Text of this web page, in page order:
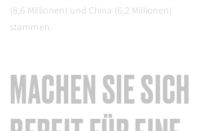
(8,6 Millionen) und China (6,2 Millionen)
stammen.
MACHEN SIE SICH